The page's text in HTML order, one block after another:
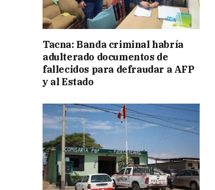
Tacna: Banda criminal habría
adulterado documentos de
fallecidos para defraudar a AFP
y al Estado